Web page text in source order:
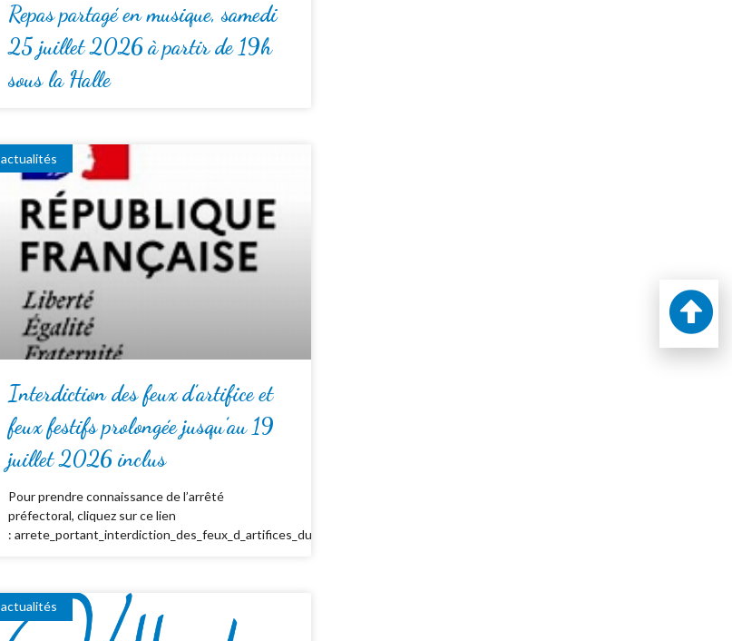
Repas partagé en musique, samedi
25 juillet 2026 à partir de 19h
sous la Halle
actualités
Interdiction des feux d’artifice et
feux festifs prolongée jusqu’au 19
juillet 2026 inclus
Pour prendre connaissance de l’arrêté
préfectoral, cliquez sur ce lien
: arrete_portant_interdiction_des_feux_d_artifices_du_15_au_19_juillet_2026
actualités